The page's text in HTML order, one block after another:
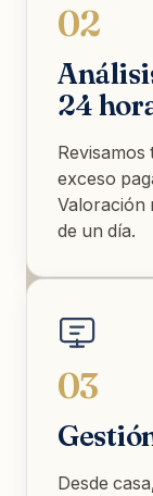
02
24
exceso
Valoración
de un día.
03
Desde